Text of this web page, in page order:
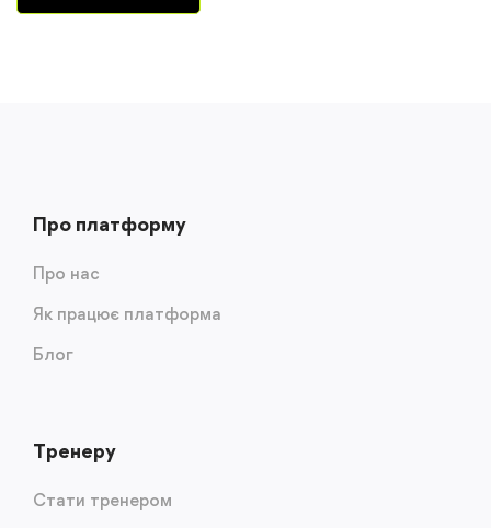
Про платформу
Про нас
Як працює платформа
Блог
Тренеру
Стати тренером